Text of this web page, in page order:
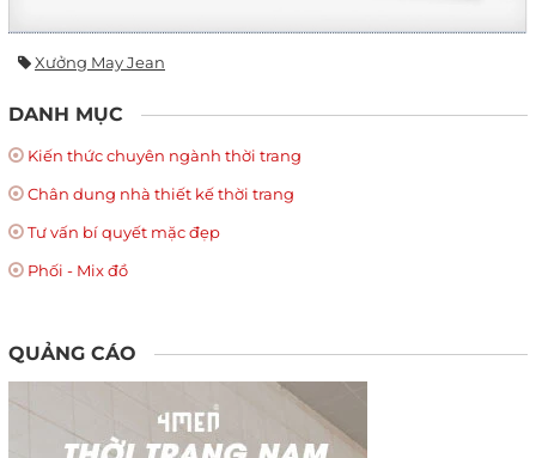
Xưởng May Jean
DANH MỤC
Kiến thức chuyên ngành thời trang
Chân dung nhà thiết kế thời trang
Tư vấn bí quyết mặc đẹp
Phối - Mix đồ
QUẢNG CÁO